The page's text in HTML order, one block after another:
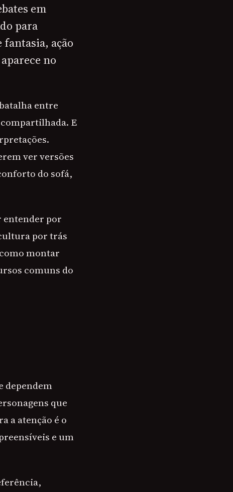
em
para
ação
no
entre
E
ver versões
do sofá,
entender por
por trás
montar
comuns do
dependem
que
a atenção é o
e um